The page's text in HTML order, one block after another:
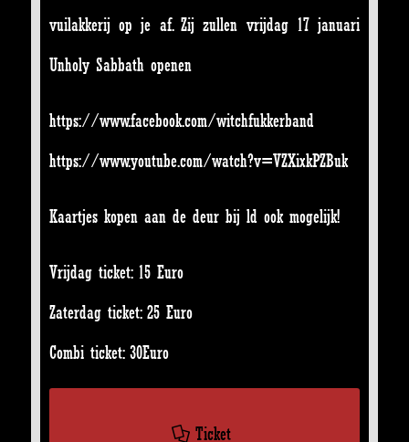
vuilakkerij op je af. Zij zullen vrijdag 17 januari
Unholy Sabbath openen
https://www.facebook.com/witchfukkerband
https://www.youtube.com/watch?v=VZXixkPZBuk
Kaartjes kopen aan de deur bij ld ook mogelijk!
Vrijdag ticket: 15 Euro
Zaterdag ticket: 25 Euro
Combi ticket: 30Euro
Ticket